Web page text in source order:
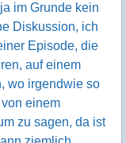
im Grunde kein
Diskussion, ich
Episode, die
auf einem
wo irgendwie so
einem
zu sagen, da ist